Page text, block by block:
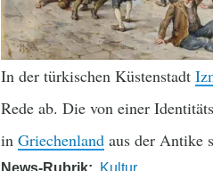
In der türkischen Küstenstadt
Rede ab. Die von einer
in Griechenland aus der Antike
News-Rubrik Kultur